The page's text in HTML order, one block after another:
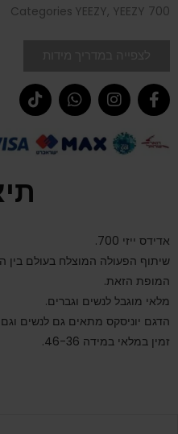
Categories YEEZY, YEEZY 700
אדידס ייזי 700.
שיתוף הפעולה המוצלח בעולם בין
המופת הזאת.
מלאי מוגבל לנשים וגברים.
הדגם יוניסקס מתאים גם לנשים
זמין במלאי במידה 46-36.